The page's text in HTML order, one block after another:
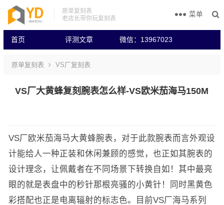
原单复刻表
老店长带你玩复刻表
首页 评测文章 微信：13967023
菜单
原单复刻表 VS厂复刻表
VS厂大黄蜂复刻腕表怎么样-VS欧米茄海马150M
VS厂欧米茄海马大黄蜂腕表，对于此款腕表而言外观设
计能给人一种正装和休闲兼顾的感觉，也正如其腕表的
设计理念，让佩戴者在不同场景下转换自如！其中最亮
眼的就是表盘中的秒针那根亮骚的小黄针！同时黑黄色
彩搭配也正是电离辐射的标志色。目前VS厂海马系列